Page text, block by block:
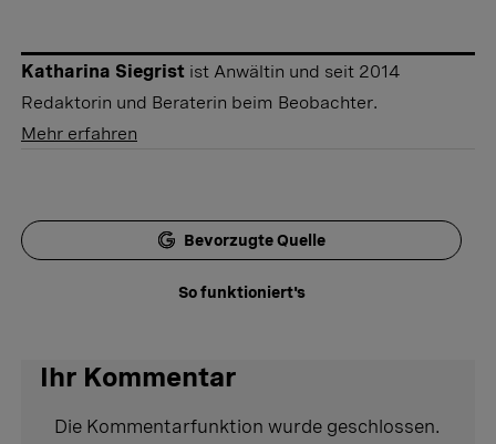
Katharina Siegrist ist Anwältin und seit 2014
Redaktorin und Beraterin beim Beobachter.
Mehr erfahren
Bevorzugte Quelle
So funktioniert's
Ihr Kommentar
Die Kommentarfunktion wurde geschlossen.